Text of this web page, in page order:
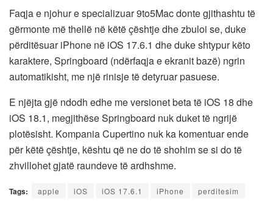
Faqja e njohur e specializuar 9to5Mac donte gjithashtu të
gërmonte më thellë në këtë çështje dhe zbuloi se, duke
përditësuar iPhone në iOS 17.6.1 dhe duke shtypur këto
karaktere, Springboard (ndërfaqja e ekranit bazë) ngrin
automatikisht, me një rinisje të detyruar pasuese.
E njëjta gjë ndodh edhe me versionet beta të iOS 18 dhe
iOS 18.1, megjithëse Springboard nuk duket të ngrijë
plotësisht. Kompania Cupertino nuk ka komentuar ende
për këtë çështje, kështu që ne do të shohim se si do të
zhvillohet gjatë raundeve të ardhshme.
Tags: apple iOS iOS 17.6.1 iPhone perditesim